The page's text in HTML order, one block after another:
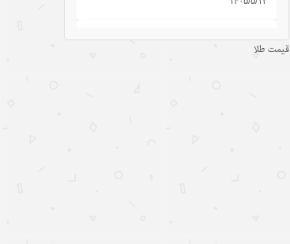
مینی‌درام‌های هوش مصنوعی چین در
مسیر فتح بازار جهانیقیمت طلا